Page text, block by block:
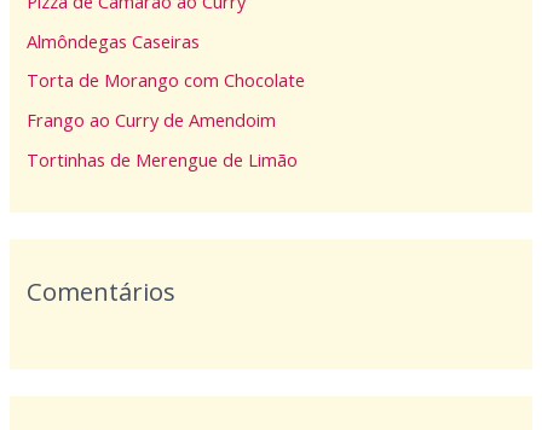
s
a
r
p
o
:
Almôndegas Caseiras
Torta de Morango com Chocolate
Frango ao Curry de Amendoim
Tortinhas de Merengue de Limão
Comentários